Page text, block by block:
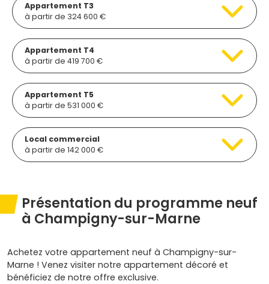
Appartement T3
à partir de 324 600 €
Appartement T4
à partir de 419 700 €
Appartement T5
à partir de 531 000 €
Local commercial
à partir de 142 000 €
Présentation du programme neuf
à Champigny-sur-Marne
Achetez votre appartement neuf à Champigny-sur-
Marne ! Venez visiter notre appartement décoré et
bénéficiez de notre offre exclusive.